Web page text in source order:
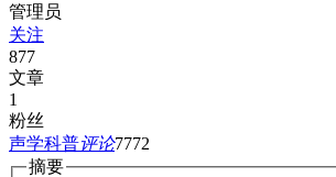
管理员
关注
877
文章
1
粉丝
声学科普评论7772
摘要